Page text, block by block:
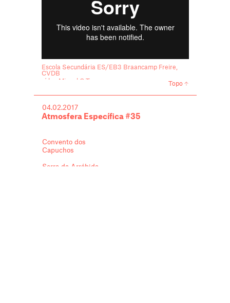
Escola Secundária ES/EB3 Braancamp Freire,
CVDB
vídeo Miguel C Tavares
Topo
04.02.2017
Atmosfera Específica #35
Convento dos
Capuchos
Serra da Arrábida,